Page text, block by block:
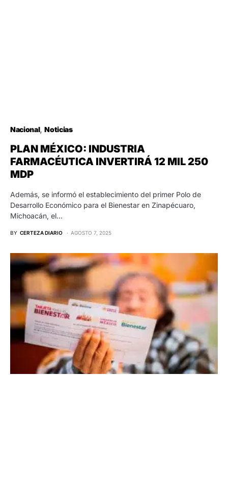
Nacional Noticias
PLAN MÉXICO: INDUSTRIA
FARMACÉUTICA INVERTIRÁ 12 MIL 250
MDP
Además, se informó el establecimiento del primer Polo de
Desarrollo Económico para el Bienestar en Zinapécuaro,
Michoacán, el…
BY CERTEZA DIARIO AGOSTO 7, 2025